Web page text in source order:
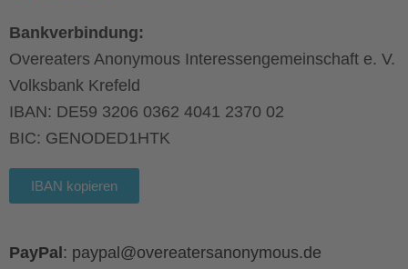
Bankverbindung:
Overeaters Anonymous Interessengemeinschaft e. V.
Volksbank Krefeld
IBAN: DE59 3206 0362 4041 2370 02
BIC: GENODED1HTK
IBAN kopieren
PayPal : paypal@overeatersanonymous.de